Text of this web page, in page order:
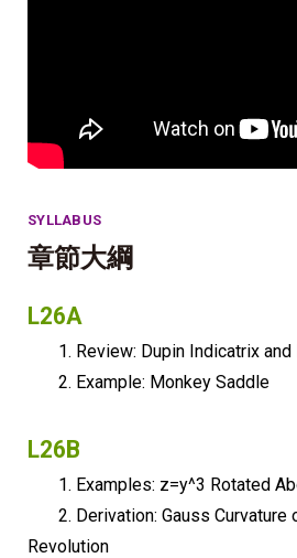
SYLLABUS
章節大綱
L26A
1. Review: Dupin Indicatrix and
2. Example: Monkey Saddle
L26B
1. Examples: z=y^3 Rotated
2. Derivation: Gauss Curvature
Revolution